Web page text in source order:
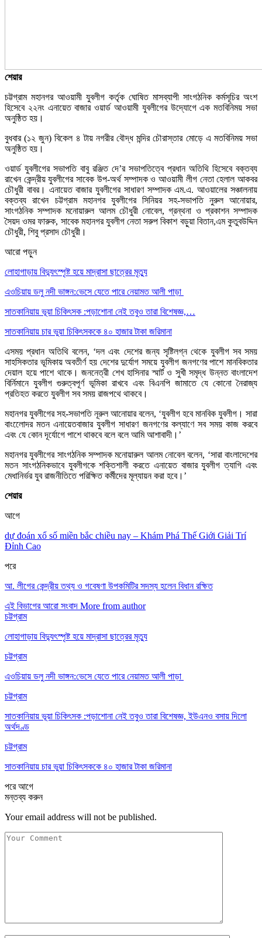
শেয়ার
চট্টগ্রাম মহানগর আওয়ামী যুবলীগ কর্তৃক ঘোষিত মাসব্যাপী সাংগঠনিক কর্মসূচির অংশ
হিসেবে ২২নং এনায়েত বাজার ওয়ার্ড আওয়ামী যুবলীগের উদ্যোগে এক মতবিনিময় সভা
অনুষ্ঠিত হয়।
বুধবার (১২ জুন) বিকেল ৪ টায় নগরীর বৌদ্ধ মন্দির চৌরাস্তার মোড়ে এ মতবিনিময় সভা
অনুষ্ঠিত হয়।
ওয়ার্ড যুবলীগের সভাপতি বাবু রঞ্জিত দে’র সভাপতিত্বে প্রধান অতিথি হিসেবে বক্তব্য
রাখেন কেন্দ্রীয় যুবলীগের সাবেক উপ-অর্থ সম্পাদক ও আওয়ামী লীগ নেতা হেলাল আকবর
চৌধুরী বাবর। এনায়েত বাজার যুবলীগের সাধারণ সম্পাদক এম.এ. আওয়ালের সঞ্চালনায়
বক্তব্য রাখেন চট্টগ্রাম মহানগর যুবলীগের সিনিয়র সহ-সভাপতি নুরুল আনোয়ার,
সাংগঠনিক সম্পাদক মনোয়ারুল আলম চৌধুরী নোবেল, গ্রন্থনা ও প্রকাশন সম্পাদক
সৈয়দ ওমর ফারুক, সাবেক মহানগর যুবলীগ নেতা সরুপ বিকাশ বড়ুয়া বিতান,এম কুতুবউদ্দিন
চৌধুরী, শিবু প্রসাদ চৌধুরী।
আরো পড়ুন
লোহাগাড়ায় বিদ্যুৎস্পৃষ্ট হয়ে মাদ্রাসা ছাত্রের মৃত্যু
এওচিয়ায় ডলু নদী ভাঙ্গন:ভেসে যেতে পারে নেয়ামত আলী পাড়া
সাতকানিয়ায় ভূয়া চিকিৎসক :পড়াশোনা নেই তবুও তারা বিশেষজ্ঞ,…
সাতকানিয়ায় চার ভুয়া চিকিৎসককে ৪০ হাজার টাকা জরিমানা
এসময় প্রধান অতিথি বলেন, ‘দল এবং দেশের জন্য সৃষ্টিলগ্ন থেকে যুবলীগ সব সময়
সাহসিকতার ভূমিকায় অবতীর্ণ হয় দেশের দুর্যোগ সময়ে যুবলীগ জনগণের পাশে মানবিকতার
দেয়াল হয়ে পাশে থাকে। জননেত্রী শেখ হাসিনার স্মার্ট ও সুখী সমৃদ্ধ উন্নত বাংলাদেশ
বির্নিমানে যুবলীগ গুরুত্বপূর্ণ ভূমিকা রাখবে এবং বিএনপি জামাতে যে কোনো নৈরাজ্য
প্রতিহত করতে যুবলীগ সব সময় রাজপথে থাকবে।
মহানগর যুবলীগের সহ-সভাপতি নূরুল আনোয়ার বলেন, ‘যুবলীগ হবে মানবিক যুবলীগ। সারা
বাংলােেদর মতন এনায়েতবাজার যুবলীগ সাধারণ জনগণের কল্যাণে সব সময় কাজ করবে
এবং যে কোন দূর্যোগে পাশে থাকবে বলে বলে আমি আশাবাদী।’
মহানগর যুবলীগের সাংগঠনিক সম্পাদক মনোয়ারুল আলম নোবেল বলেন, ‘সারা বাংলাদেশের
মতন সাংগঠনিকভাবে যুবলীগকে শক্তিশালী করতে এনায়েত বাজার যুবলীগ ত্যাগি এবং
মেধানির্ভর যুব রাজনীতিতে পরিক্ষিত কর্মীদের মূল্যায়ন করা হবে।’
শেয়ার
আগে
dự đoán xổ số miền bắc chiều nay – Khám Phá Thế Giới Giải Trí
Đỉnh Cao
পরে
আ. লীগের কেন্দ্রীয় তথ্য ও গবেষণা উপকমিটির সদস্য হলেন বিধান রক্ষিত
এই বিভাগের আরো সংবাদ More from author
চট্টগ্রাম
লোহাগাড়ায় বিদ্যুৎস্পৃষ্ট হয়ে মাদ্রাসা ছাত্রের মৃত্যু
চট্টগ্রাম
এওচিয়ায় ডলু নদী ভাঙ্গন:ভেসে যেতে পারে নেয়ামত আলী পাড়া
চট্টগ্রাম
সাতকানিয়ায় ভূয়া চিকিৎসক :পড়াশোনা নেই তবুও তারা বিশেষজ্ঞ, ইউএনও বসায় দিলো
অর্থদণ্ড
চট্টগ্রাম
সাতকানিয়ায় চার ভুয়া চিকিৎসককে ৪০ হাজার টাকা জরিমানা
পরেআগে
মন্তব্য করুন
Your email address will not be published.